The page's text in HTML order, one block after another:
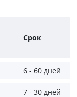
Срок
6 - 60 дней
7 - 30 дней